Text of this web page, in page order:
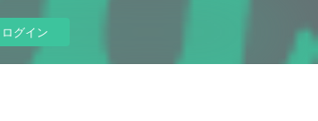
ログイン